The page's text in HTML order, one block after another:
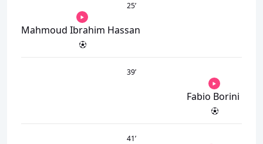
25’
Mahmoud Ibrahim Hassan
39’
Fabio Borini
41’